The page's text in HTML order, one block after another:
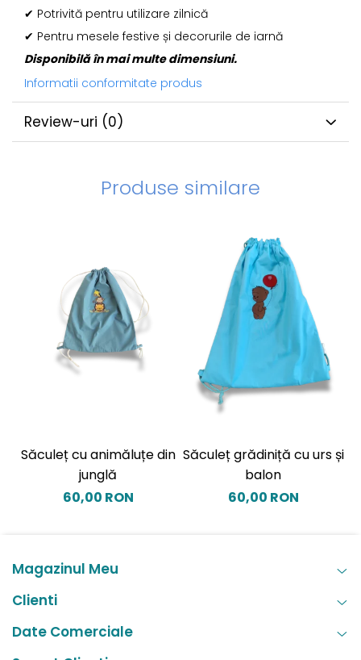
✔ Potrivită pentru utilizare zilnică
✔ Pentru mesele festive și decorurile de iarnă
Disponibilă în mai multe dimensiuni.
Informatii conformitate produs
Review-uri (0)
Produse similare
Săculeț cu animăluțe din
junglă
60,00 RON
Săculeț grădiniță cu urs și
balon
60,00 RON
Magazinul Meu
Clienti
Date Comerciale